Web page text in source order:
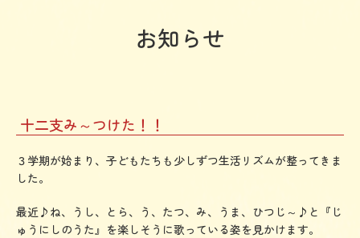
美
幼
園
お知らせ
十二支み～つけた！！
３学期が始まり、子どもたちも少しずつ生活リズムが整ってきま
した。
最近♪ね、うし、とら、う、たつ、み、うま、ひつじ～♪と『じ
ゅうにしのうた』を楽しそうに歌っている姿を見かけます。